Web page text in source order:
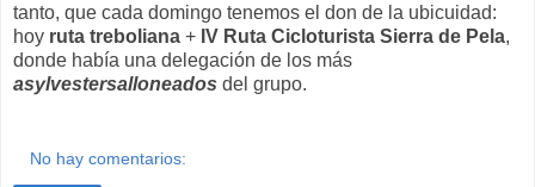
tanto, que cada domingo tenemos el don de la ubicuidad:
hoy ruta treboliana + IV Ruta Cicloturista Sierra de Pela,
donde había una delegación de los más
asylvestersalloneados del grupo.
No hay comentarios: